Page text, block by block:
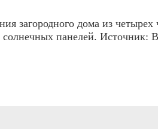
загородного дома из
солнечных панелей. Источник: